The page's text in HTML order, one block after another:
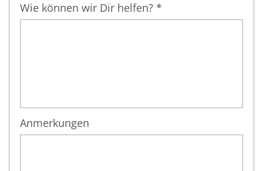
Wie können wir Dir helfen? *
Anmerkungen